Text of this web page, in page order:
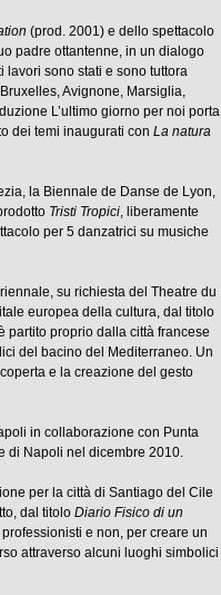
(prod. 2001) e dello spettacolo
padre ottantenne, in un dialogo
lavori sono stati e sono tuttora
Avignone, Marsiglia,
L’ultimo giorno per noi porta
dei temi inaugurati con La natura
la Biennale de Danse de Lyon,
Tristi Tropici, liberamente
per 5 danzatrici su musiche
su richiesta del Theatre du
europea della cultura, dal titolo
partito proprio dalla città francese
del bacino del Mediterraneo. Un
e la creazione del gesto
in collaborazione con Punta
di Napoli nel dicembre 2010.
per la città di Santiago del Cile
dal titolo Diario Fisico di un
e non, per creare un
attraverso alcuni luoghi simbolici